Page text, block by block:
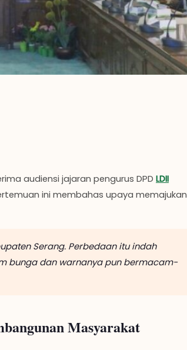
audiensi jajaran pengurus DPD LDII
ini membahas upaya memajukan
Serang. Perbedaan itu indah
bunga dan warnanya pun bermacam-
Masyarakat